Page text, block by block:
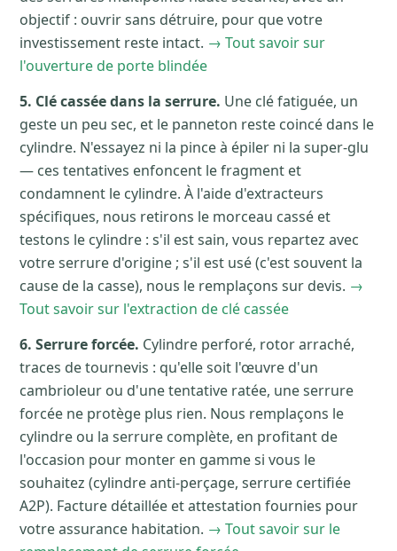
objectif : ouvrir sans détruire, pour que votre
investissement reste intact. → Tout savoir sur
l'ouverture de porte blindée
5. Clé cassée dans la serrure. Une clé fatiguée, un
geste un peu sec, et le panneton reste coincé dans le
cylindre. N'essayez ni la pince à épiler ni la super-glu
— ces tentatives enfoncent le fragment et
condamnent le cylindre. À l'aide d'extracteurs
spécifiques, nous retirons le morceau cassé et
testons le cylindre : s'il est sain, vous repartez avec
votre serrure d'origine ; s'il est usé (c'est souvent la
cause de la casse), nous le remplaçons sur devis. →
Tout savoir sur l'extraction de clé cassée
6. Serrure forcée. Cylindre perforé, rotor arraché,
traces de tournevis : qu'elle soit l'œuvre d'un
cambrioleur ou d'une tentative ratée, une serrure
forcée ne protège plus rien. Nous remplaçons le
cylindre ou la serrure complète, en profitant de
l'occasion pour monter en gamme si vous le
souhaitez (cylindre anti-perçage, serrure certifiée
A2P). Facture détaillée et attestation fournies pour
votre assurance habitation. → Tout savoir sur le